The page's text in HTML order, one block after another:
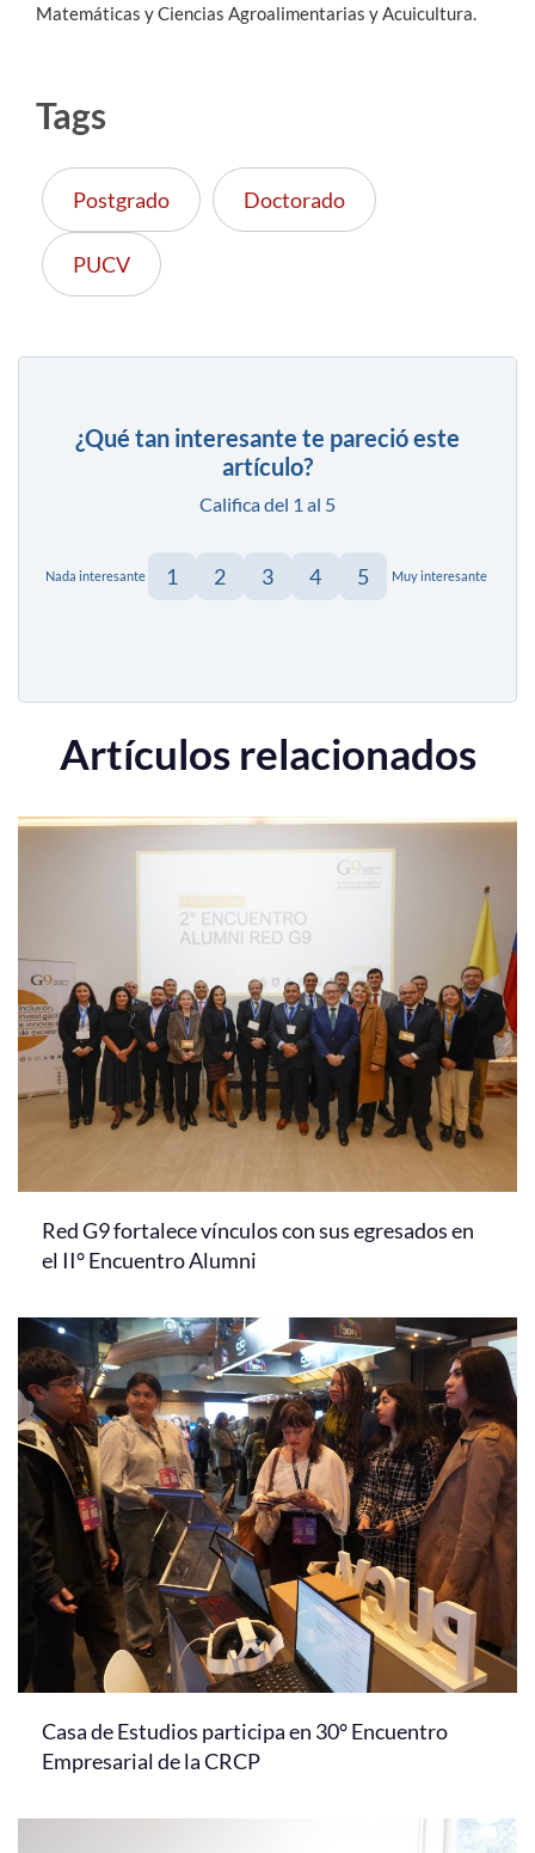
Matemáticas y Ciencias Agroalimentarias y Acuicultura.
Tags
Postgrado Doctorado
PUCV
¿Qué tan interesante te pareció este
artículo?
Califica del 1 al 5
Nada interesante 1 2 3 4 5 Muy interesante
Artículos relacionados
Red G9 fortalece vínculos con sus egresados en
el II° Encuentro Alumni
Casa de Estudios participa en 30° Encuentro
Empresarial de la CRCP